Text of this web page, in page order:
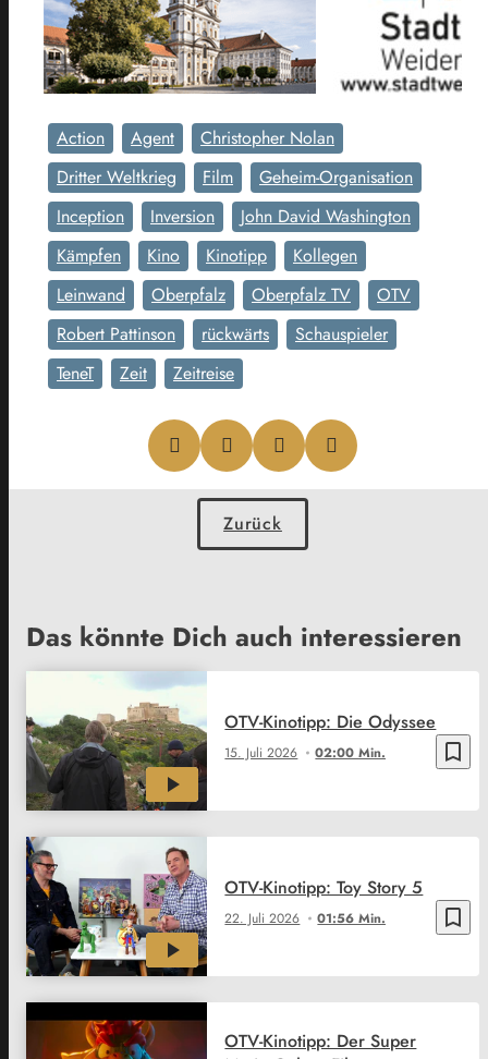
Action Agent
Christopher Nolan
Dritter Weltkrieg
Film
Geheim-Organisation
Inception
Inversion
John David Washington
Kämpfen
Kino Kinotipp
Kollegen
Leinwand
Oberpfalz Oberpfalz TV
OTV
Robert Pattinson
rückwärts
Schauspieler
TeneT
Zeit Zeitreise
Zurück
Das könnte Dich auch interessieren
bookmark_border
15. Juli 2026 02:00 Min.
OTV-Kinotipp: Die Odyssee
bookmark_border
22. Juli 2026 01:56 Min.
OTV-Kinotipp: Toy Story 5
OTV-Kinotipp: Der Super